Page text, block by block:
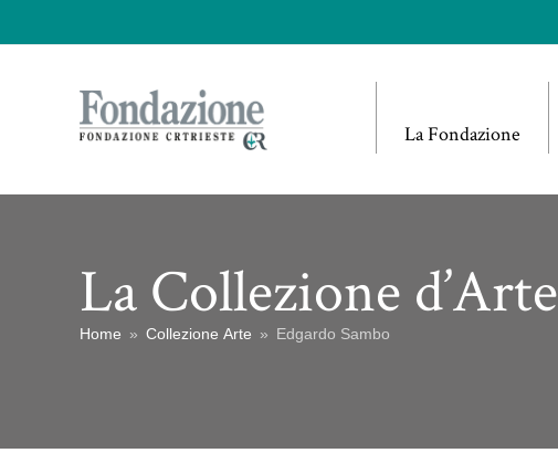
La Fondazione
La Collezione d’Arte
Home » Collezione Arte » Edgardo Sambo